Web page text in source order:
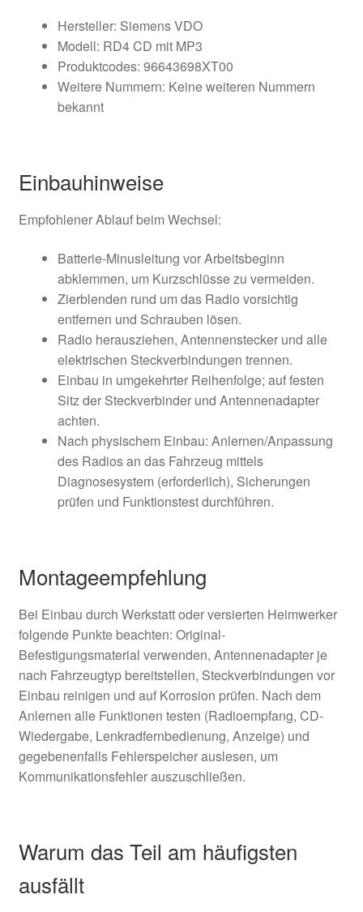
Hersteller: Siemens VDO
Modell: RD4 CD mit MP3
Produktcodes: 96643698XT00
Weitere Nummern: Keine weiteren Nummern
bekannt
Einbauhinweise
Empfohlener Ablauf beim Wechsel:
Batterie-Minusleitung vor Arbeitsbeginn
abklemmen, um Kurzschlüsse zu vermeiden.
Zierblenden rund um das Radio vorsichtig
entfernen und Schrauben lösen.
Radio herausziehen, Antennenstecker und alle
elektrischen Steckverbindungen trennen.
Einbau in umgekehrter Reihenfolge; auf festen
Sitz der Steckverbinder und Antennenadapter
achten.
Nach physischem Einbau: Anlernen/Anpassung
des Radios an das Fahrzeug mittels
Diagnosesystem (erforderlich), Sicherungen
prüfen und Funktionstest durchführen.
Montageempfehlung
Bei Einbau durch Werkstatt oder versierten Heimwerker
folgende Punkte beachten: Original-
Befestigungsmaterial verwenden, Antennenadapter je
nach Fahrzeugtyp bereitstellen, Steckverbindungen vor
Einbau reinigen und auf Korrosion prüfen. Nach dem
Anlernen alle Funktionen testen (Radioempfang, CD-
Wiedergabe, Lenkradfernbedienung, Anzeige) und
gegebenenfalls Fehlerspeicher auslesen, um
Kommunikationsfehler auszuschließen.
Warum das Teil am häufigsten
ausfällt